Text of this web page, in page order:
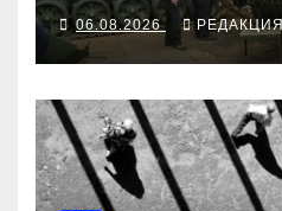
06.08.2026 РЕДАКЦИЯ